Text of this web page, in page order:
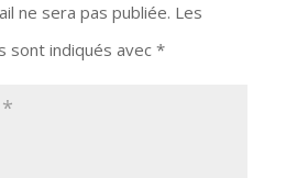
ne sera pas publiée. Les
sont indiqués avec *